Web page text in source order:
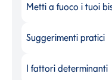
Metti a fuoco i tuoi
Metti a fuoco i tuoi
Suggerimenti pratici-
Suggerimenti pratici
I fattori determinanti-
I fattori determinanti